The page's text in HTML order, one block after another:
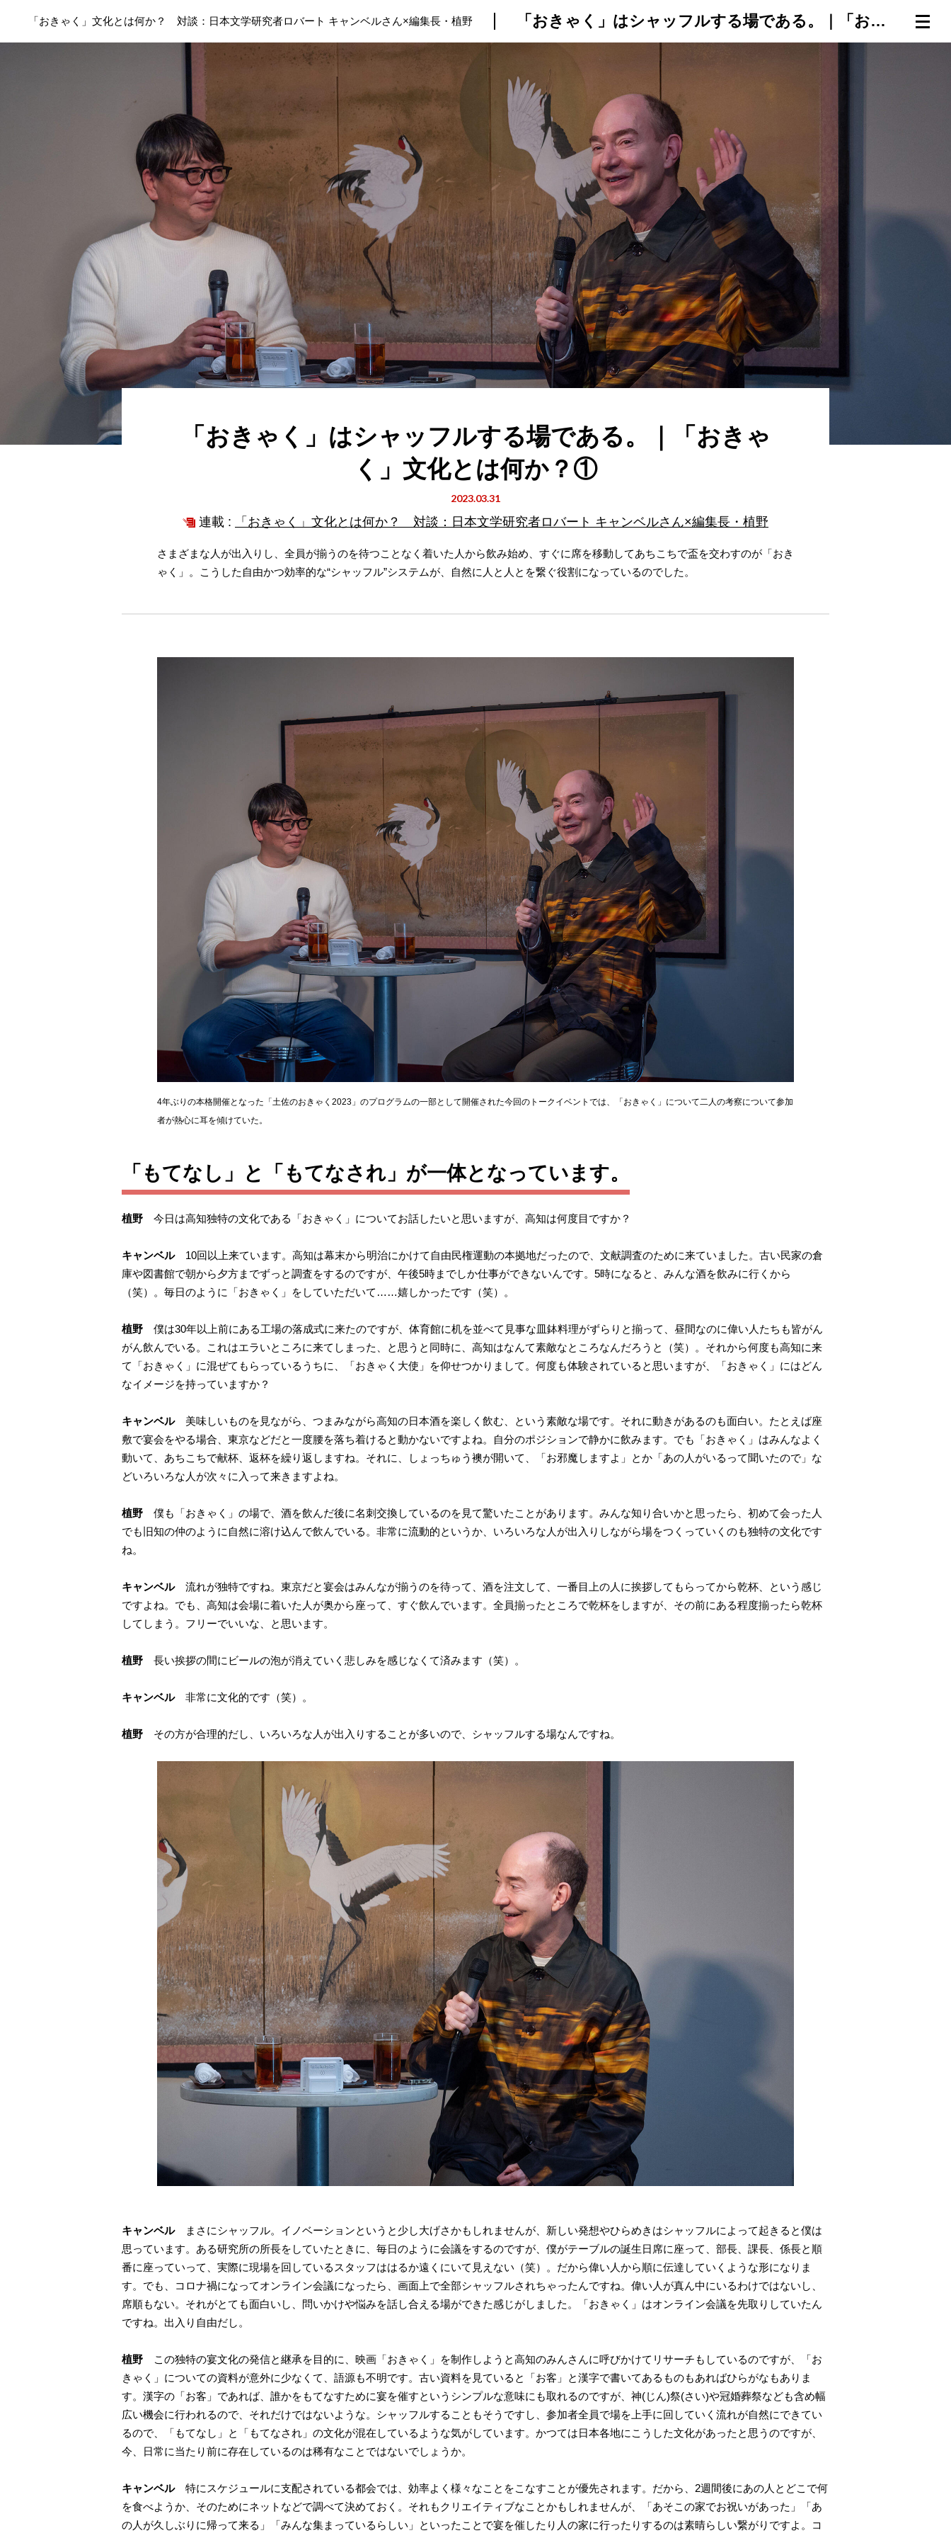
トップ プロが教えるレシピ 厳選！店探し 食のストーリー 連載一覧 倶楽部入会（無料）
「おきゃく」文化とは何か？ 対談：日本文学研究者ロバート キャンベルさん×編集長・植野 「おきゃく」はシャッフルする場である。｜「おきゃく」文化とは何か？①
「おきゃく」はシャッフルする場である。｜「おきゃ
く」文化とは何か？①
2023.03.31
連載 : 「おきゃく」文化とは何か？ 対談：日本文学研究者ロバート キャンベルさん×編集長・植野
さまざまな人が出入りし、全員が揃うのを待つことなく着いた人から飲み始め、すぐに席を移動してあちこちで盃を交わすのが「おき
ゃく」。こうした自由かつ効率的な“シャッフル”システムが、自然に人と人とを繋ぐ役割になっているのでした。
4年ぶりの本格開催となった「土佐のおきゃく2023」のプログラムの一部として開催された今回のトークイベントでは、「おきゃく」について二人の考察について参加
者が熱心に耳を傾けていた。
「もてなし」と「もてなされ」が一体となっています。
植野 今日は高知独特の文化である「おきゃく」についてお話したいと思いますが、高知は何度目ですか？
キャンベル10回以上来ています。高知は幕末から明治にかけて自由民権運動の本拠地だったので、文献調査のために来ていました。古い民家の倉
庫や図書館で朝から夕方までずっと調査をするのですが、午後5時までしか仕事ができないんです。5時になると、みんな酒を飲みに行くから
（笑）。毎日のように「おきゃく」をしていただいて……嬉しかったです（笑）。
植野 僕は30年以上前にある工場の落成式に来たのですが、体育館に机を並べて見事な皿鉢料理がずらりと揃って、昼間なのに偉い人たちも皆がん
がん飲んでいる。これはエラいところに来てしまった、と思うと同時に、高知はなんて素敵なところなんだろうと（笑）。それから何度も高知に来
て「おきゃく」に混ぜてもらっているうちに、「おきゃく大使」を仰せつかりまして。何度も体験されていると思いますが、「おきゃく」にはどん
なイメージを持っていますか？
キャンベル美味しいものを見ながら、つまみながら高知の日本酒を楽しく飲む、という素敵な場です。それに動きがあるのも面白い。たとえば座
敷で宴会をやる場合、東京などだと一度腰を落ち着けると動かないですよね。自分のポジションで静かに飲みます。でも「おきゃく」はみんなよく
動いて、あちこちで献杯、返杯を繰り返しますね。それに、しょっちゅう襖が開いて、「お邪魔しますよ」とか「あの人がいるって聞いたので」な
どいろいろな人が次々に入って来きますよね。
植野 僕も「おきゃく」の場で、酒を飲んだ後に名刺交換しているのを見て驚いたことがあります。みんな知り合いかと思ったら、初めて会った人
でも旧知の仲のように自然に溶け込んで飲んでいる。非常に流動的というか、いろいろな人が出入りしながら場をつくっていくのも独特の文化です
ね。
キャンベル流れが独特ですね。東京だと宴会はみんなが揃うのを待って、酒を注文して、一番目上の人に挨拶してもらってから乾杯、という感じ
ですよね。でも、高知は会場に着いた人が奥から座って、すぐ飲んでいます。全員揃ったところで乾杯をしますが、その前にある程度揃ったら乾杯
してしまう。フリーでいいな、と思います。
植野 長い挨拶の間にビールの泡が消えていく悲しみを感じなくて済みます（笑）。
キャンベル非常に文化的です（笑）。
植野 その方が合理的だし、いろいろな人が出入りすることが多いので、シャッフルする場なんですね。
キャンベルまさにシャッフル。イノベーションというと少し大げさかもしれませんが、新しい発想やひらめきはシャッフルによって起きると僕は
思っています。ある研究所の所長をしていたときに、毎日のように会議をするのですが、僕がテーブルの誕生日席に座って、部長、課長、係長と順
番に座っていって、実際に現場を回しているスタッフははるか遠くにいて見えない（笑）。だから偉い人から順に伝達していくような形になりま
す。でも、コロナ禍になってオンライン会議になったら、画面上で全部シャッフルされちゃったんですね。偉い人が真ん中にいるわけではないし、
席順もない。それがとても面白いし、問いかけや悩みを話し合える場ができた感じがしました。「おきゃく」はオンライン会議を先取りしていたん
ですね。出入り自由だし。
植野 この独特の宴文化の発信と継承を目的に、映画「おきゃく」を制作しようと高知のみんさんに呼びかけてリサーチもしているのですが、「お
きゃく」についての資料が意外に少なくて、語源も不明です。古い資料を見ていると「お客」と漢字で書いてあるものもあればひらがなもありま
す。漢字の「お客」であれば、誰かをもてなすために宴を催すというシンプルな意味にも取れるのですが、神(じん)祭(さい)や冠婚葬祭なども含め幅
広い機会に行われるので、それだけではないような。シャッフルすることもそうですし、参加者全員で場を上手に回していく流れが自然にできてい
るので、「もてなし」と「もてなされ」の文化が混在しているような気がしています。かつては日本各地にこうした文化があったと思うのですが、
今、日常に当たり前に存在しているのは稀有なことではないでしょうか。
キャンベル特にスケジュールに支配されている都会では、効率よく様々なことをこなすことが優先されます。だから、2週間後にあの人とどこで何
を食べようか、そのためにネットなどで調べて決めておく。それもクリエイティブなことかもしれませんが、「あそこの家でお祝いがあった」「あ
の人が久しぶりに帰って来る」「みんな集まっているらしい」といったことで宴を催したり人の家に行ったりするのは素晴らしい繋がりですよ。コ